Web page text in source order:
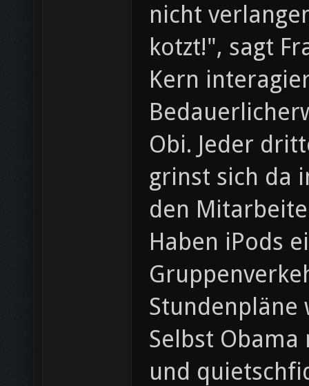
nicht
kotzt!", sagt
Kern
Obi. Jeder
grinst sich da
den
Haben iPods
Stundenpläne
Selbst
und